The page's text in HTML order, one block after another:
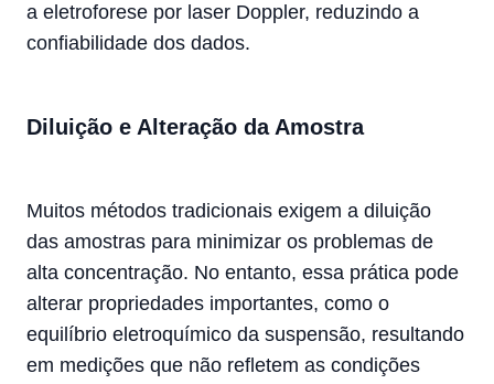
a eletroforese por laser Doppler, reduzindo a
confiabilidade dos dados.
Diluição e Alteração da Amostra
Muitos métodos tradicionais exigem a diluição
das amostras para minimizar os problemas de
alta concentração. No entanto, essa prática pode
alterar propriedades importantes, como o
equilíbrio eletroquímico da suspensão, resultando
em medições que não refletem as condições